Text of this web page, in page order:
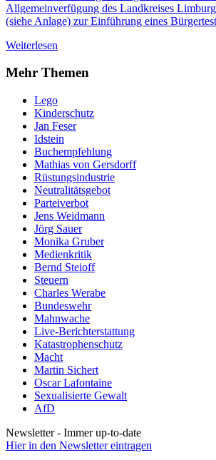
Allgemeinverfügung des Landkreises
(siehe Anlage) zur Einführung eines
Weiterlesen
Mehr Themen
Lego
Kinderschutz
Jan Feser
Idstein
Buchempfehlung
Mathias von Gersdorff
Rüstungsindustrie
Neutralitätsgebot
Parteiverbot
Jens Weidmann
Jörg Sauer
Monika Gruber
Medienkritik
Bernd Steioff
Steuern
Charles Werabe
Bundeswehr
Mahnwache
Live-Berichterstattung
Katastrophenschutz
Macht
Martin Sichert
Oscar Lafontaine
Sexualisierte Gewalt
AfD
Newsletter - Immer up-to-date
Hier in den Newsletter eintragen